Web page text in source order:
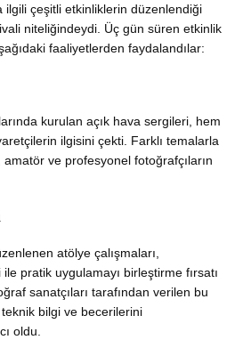
ilgili çeşitli etkinliklerin düzenlendiği
niteliğindeydi. Üç gün süren etkinlik
faaliyetlerden faydalandılar:
kurulan açık hava sergileri, hem
ilgisini çekti. Farklı temalarla
ve profesyonel fotoğrafçıların
atölye çalışmaları,
ile pratik uygulamayı birleştirme fırsatı
sanatçıları tarafından verilen bu
teknik bilgi ve becerilerini
oldu.